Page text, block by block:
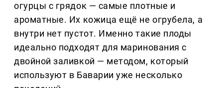
огурцы с грядок — самые плотные и
ароматные. Их кожица ещё не огрубела, а
внутри нет пустот. Именно такие плоды
идеально подходят для маринования с
двойной заливкой — методом, который
используют в Баварии уже несколько